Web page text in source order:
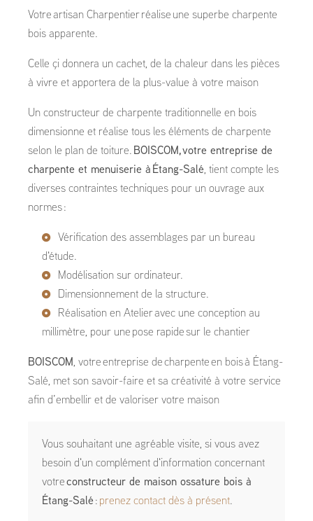
Votre artisan Charpentier réalise une superbe charpente
bois apparente.
Celle çi donnera un cachet, de la chaleur dans les pièces
à vivre et apportera de la plus-value à votre maison
Un constructeur de charpente traditionnelle en bois
dimensionne et réalise tous les éléments de charpente
selon le plan de toiture. BOISCOM, votre entreprise de
charpente et menuiserie à Étang-Salé, tient compte les
diverses contraintes techniques pour un ouvrage aux
normes :
Vérification des assemblages par un bureau
d'étude.
Modélisation sur ordinateur.
Dimensionnement de la structure.
Réalisation en Atelier avec une conception au
millimètre, pour une pose rapide sur le chantier
BOISCOM, votre entreprise de charpente en bois à Étang-
Salé, met son savoir-faire et sa créativité à votre service
afin d’embellir et de valoriser votre maison
Vous souhaitant une agréable visite, si vous avez
besoin d'un complément d'information concernant
votre constructeur de maison ossature bois à
Étang-Salé : prenez contact dès à présent.